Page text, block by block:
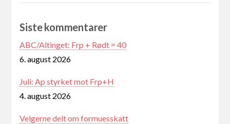
Siste kommentarer
ABC/Altinget: Frp + Rødt = 40
6. august 2026
Juli: Ap styrket mot Frp+H
4. august 2026
Velgerne delt om formuesskatt